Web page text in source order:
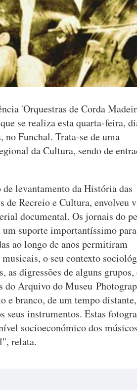
'Orquestras de Corda
se realiza esta quarta-feira,
no Funchal. Trata-se de uma
da Cultura, sendo de
levantamento da História das
de Recreio e Cultura, envolveu
documental. Os jornais do
suporte importantíssimo
ao longo de anos permitiram
o seu contexto
as digressões de alguns grupos,
do Arquivo do Museu
e branco, de um tempo distante,
seus instrumentos. Estas
socioeconómico dos
relata.